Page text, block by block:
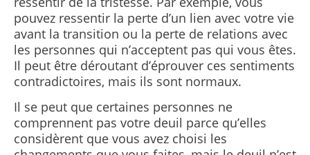
pouvez ressentir la perte d’un lien avec votre vie
avant la transition ou la perte de relations avec
les personnes qui n’acceptent pas qui vous êtes.
Il peut être déroutant d’éprouver ces sentiments
contradictoires, mais ils sont normaux.
Il se peut que certaines personnes ne
comprennent pas votre deuil parce qu’elles
considèrent que vous avez choisi les